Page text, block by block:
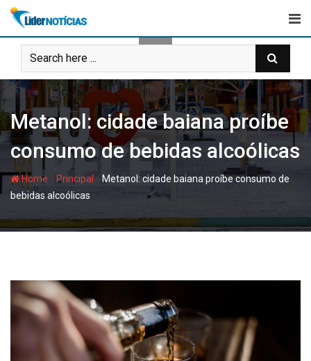
Skip
content
Metanol: cidade baiana proíbe
consumo de bebidas alcoólicas
Home Principal -Metanol: cidade baiana proíbe consumo de
bebidas alcoólicas